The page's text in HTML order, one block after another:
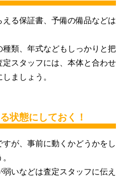
る保証書、予備の備品などは
類、年式などもしっかりと把
スタッフには、本体と合わせ
ましょう。
状態にしておく！
が、事前に動くかどうかをし
いなどは査定スタッフに伝え